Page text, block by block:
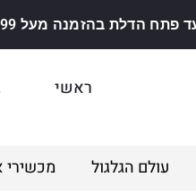
פתח הדלת בהזמנה מעל ₪399
ראשי
עולם הגלגול מכשירי